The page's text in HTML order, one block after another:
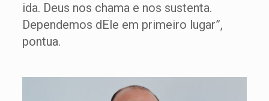
ida. Deus nos chama e nos sustenta.
Dependemos dEle em primeiro lugar”,
pontua.